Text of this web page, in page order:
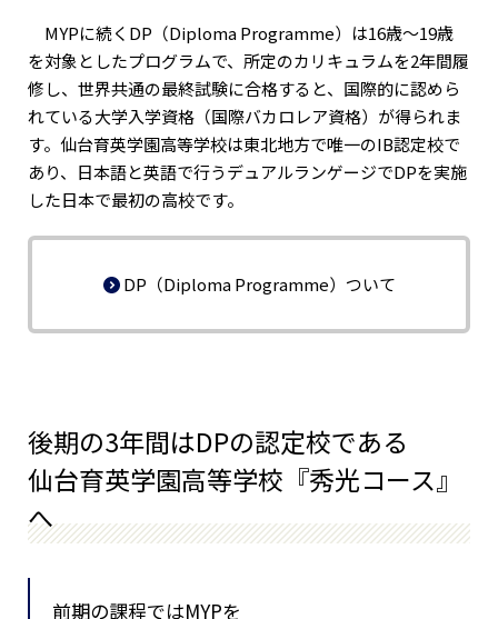
MYPに続くDP（Diploma Programme）は16歳～19歳
を対象としたプログラムで、所定のカリキュラムを2年間履
修し、世界共通の最終試験に合格すると、国際的に認めら
れている大学入学資格（国際バカロレア資格）が得られま
す。仙台育英学園高等学校は東北地方で唯一のIB認定校で
あり、日本語と英語で行うデュアルランゲージでDPを実施
した日本で最初の高校です。
DP（Diploma Programme）ついて
後期の3年間はDPの認定校である
仙台育英学園高等学校『秀光コース』
へ
前期の課程ではMYPを